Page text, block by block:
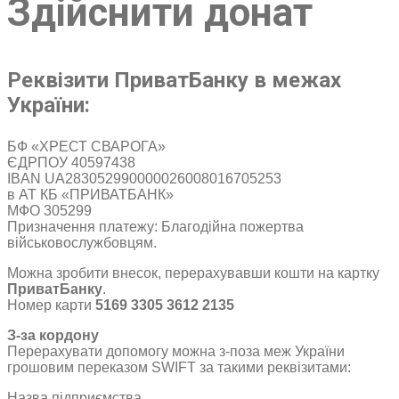
Здійснити донат
Реквізити ПриватБанку в межах
України:
БФ «ХРЕСТ СВАРОГА»
ЄДРПОУ 40597438
IBAN UA283052990000026008016705253
в АТ КБ «ПРИВАТБАНК»
МФО 305299
Призначення платежу: Благодійна пожертва
військовослужбовцям.
Можна зробити внесок, перерахувавши кошти на картку
ПриватБанку.
Номер карти 5169 3305 3612 2135
З-за кордону
Перерахувати допомогу можна з-поза меж України
грошовим переказом SWIFT за такими реквізитами: